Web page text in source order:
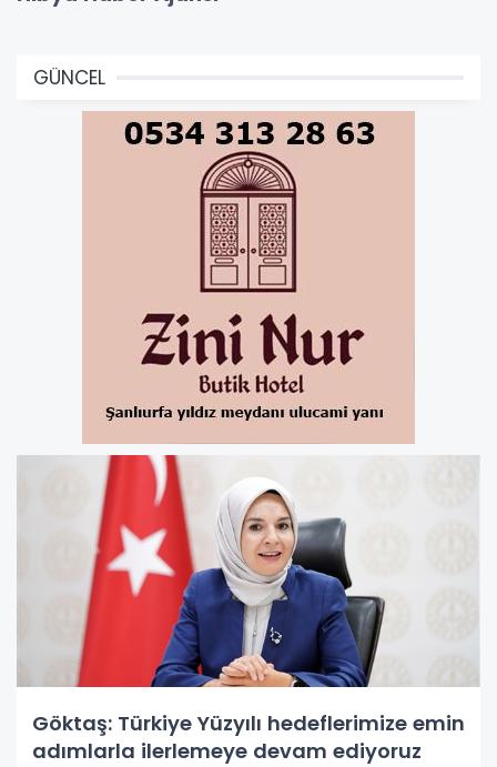
GÜNCEL
Göktaş: Türkiye Yüzyılı hedeflerimize emin
adımlarla ilerlemeye devam ediyoruz